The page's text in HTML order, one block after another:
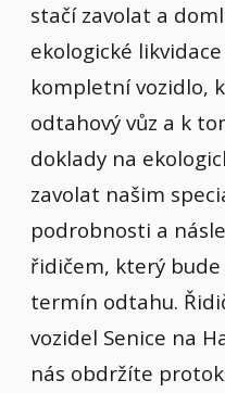
stačí zavolat a
ekologické
kompletní vozidlo,
odtahový vůz a k
doklady na
zavolat našim
podrobnosti a
řidičem, který
termín odtahu.
vozidel Senice na
nás obdržíte